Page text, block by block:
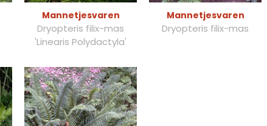
Mannetjesvaren
Dryopteris filix-mas
'Linearis Polydactyla'
Mannetjesvaren
Dryopteris filix-mas